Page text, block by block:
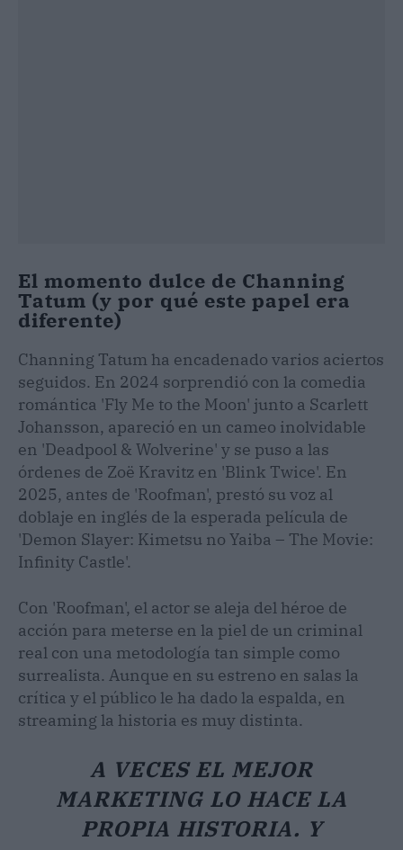
El momento dulce de Channing
Tatum (y por qué este papel era
diferente)
Channing Tatum ha encadenado varios aciertos
seguidos. En 2024 sorprendió con la comedia
romántica 'Fly Me to the Moon' junto a Scarlett
Johansson, apareció en un cameo inolvidable
en 'Deadpool & Wolverine' y se puso a las
órdenes de Zoë Kravitz en 'Blink Twice'. En
2025, antes de 'Roofman', prestó su voz al
doblaje en inglés de la esperada película de
'Demon Slayer: Kimetsu no Yaiba – The Movie:
Infinity Castle'.
Con 'Roofman', el actor se aleja del héroe de
acción para meterse en la piel de un criminal
real con una metodología tan simple como
surrealista. Aunque en su estreno en salas la
crítica y el público le ha dado la espalda, en
streaming la historia es muy distinta.
A VECES EL MEJOR
MARKETING LO HACE LA
PROPIA HISTORIA. Y